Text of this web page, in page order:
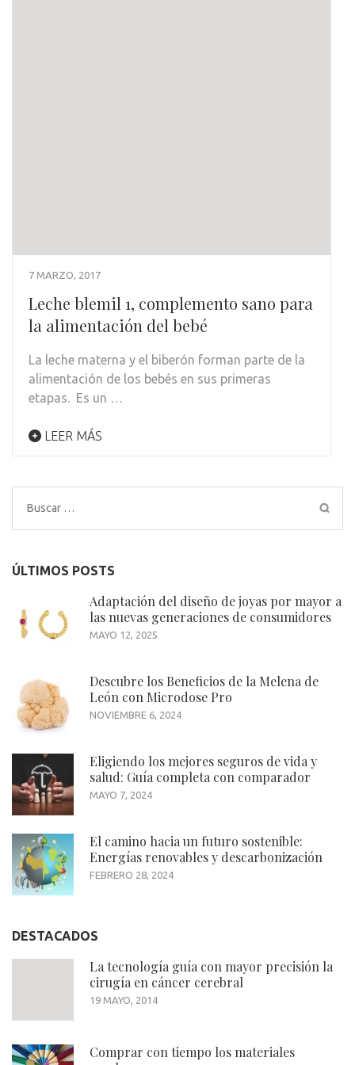
7 MARZO, 2017
Leche blemil 1, complemento sano para
la alimentación del bebé
La leche materna y el biberón forman parte de la
alimentación de los bebés en sus primeras
etapas. Es un …
LEER MÁS
Buscar:
ÚLTIMOS POSTS
Adaptación del diseño de joyas por mayor a
las nuevas generaciones de consumidores
MAYO 12, 2025
Descubre los Beneficios de la Melena de
León con Microdose Pro
NOVIEMBRE 6, 2024
Eligiendo los mejores seguros de vida y
salud: Guía completa con comparador
MAYO 7, 2024
El camino hacia un futuro sostenible:
Energías renovables y descarbonización
FEBRERO 28, 2024
DESTACADOS
La tecnología guía con mayor precisión la
cirugía en cáncer cerebral
19 MAYO, 2014
Comprar con tiempo los materiales